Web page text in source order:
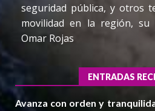
seguridad pública, y otros
movilidad en la región, su
Omar Rojas
ENTRADAS
Avanza con orden y